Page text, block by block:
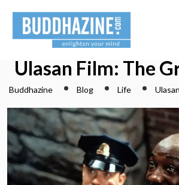
Ulasan Film: The
Buddhazine Blog Life